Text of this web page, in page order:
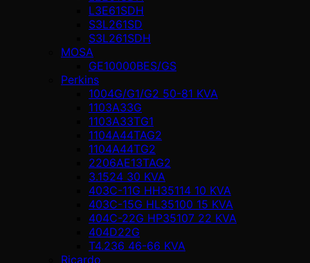
L3E61SDH
S3L261SD
S3L261SDH
MOSA
GE10000BES/GS
Perkins
1004G/G1/G2 50-81 KVA
1103A33G
1103A33TG1
1104A44TAG2
1104A44TG2
2206AE13TAG2
3.1524 30 KVA
403C-11G HH35114 10 KVA
403C-15G HL35100 15 KVA
404C-22G HP35107 22 KVA
404D22G
T4.236 46-66 KVA
Ricardo